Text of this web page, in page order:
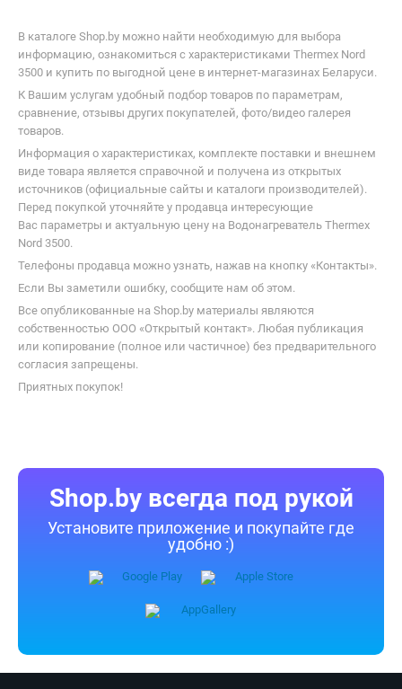
В каталоге Shop.by можно найти необходимую для выбора
информацию, ознакомиться с характеристиками Thermex Nord
3500 и купить по выгодной цене в интернет-магазинах Беларуси.
К Вашим услугам удобный подбор товаров по параметрам,
сравнение, отзывы других покупателей, фото/видео галерея
товаров.
Информация о характеристиках, комплекте поставки и внешнем
виде товара является справочной и получена из открытых
источников (официальные сайты и каталоги производителей).
Перед покупкой уточняйте у продавца интересующие
Вас параметры и актуальную цену на Водонагреватель Thermex
Nord 3500.
Телефоны продавца можно узнать, нажав на кнопку «Контакты».
Если Вы заметили ошибку, сообщите нам об этом.
Все опубликованные на Shop.by материалы являются
собственностью ООО «Открытый контакт». Любая публикация
или копирование (полное или частичное) без предварительного
согласия запрещены.
Приятных покупок!
Shop.by всегда под рукой
Установите приложение и покупайте где
удобно :)